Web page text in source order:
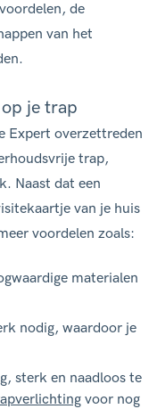
de
van het
je trap
Expert overzettreden
trap,
Naast dat een
van je huis
voordelen zoals:
materialen
nodig, waardoor je
sterk en naadloos te
voor nog